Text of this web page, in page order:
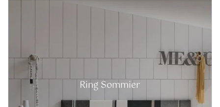
Ring Sommier